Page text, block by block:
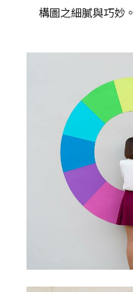
構圖之細膩與巧妙。